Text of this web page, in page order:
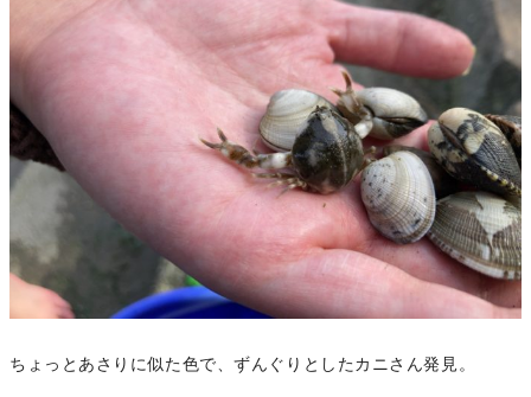
ちょっとあさりに似た色で、ずんぐりとしたカニさん発見。